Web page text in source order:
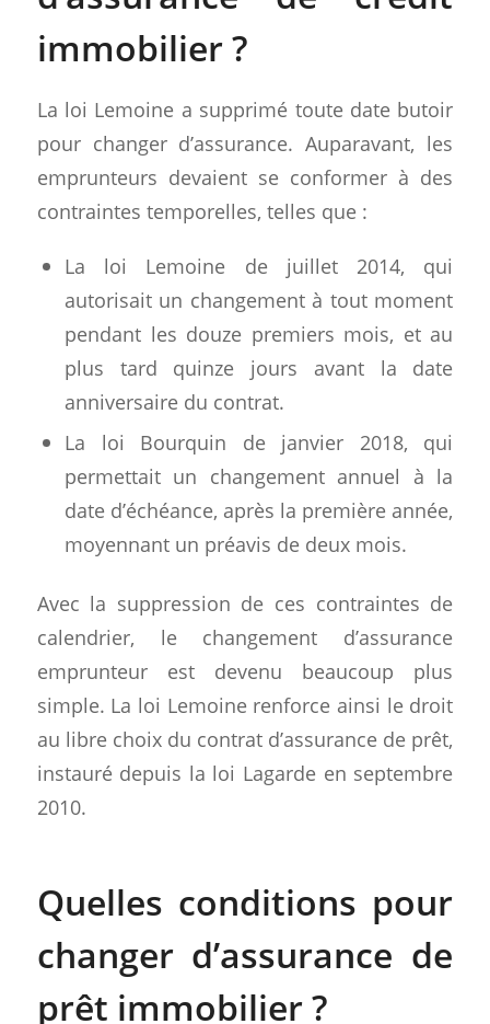
immobilier ?
La loi Lemoine a supprimé toute date butoir
pour changer d’assurance. Auparavant, les
emprunteurs devaient se conformer à des
contraintes temporelles, telles que :
La loi Lemoine de juillet 2014, qui
autorisait un changement à tout moment
pendant les douze premiers mois, et au
plus tard quinze jours avant la date
anniversaire du contrat.
La loi Bourquin de janvier 2018, qui
permettait un changement annuel à la
date d’échéance, après la première année,
moyennant un préavis de deux mois.
Avec la suppression de ces contraintes de
calendrier, le changement d’assurance
emprunteur est devenu beaucoup plus
simple. La loi Lemoine renforce ainsi le droit
au libre choix du contrat d’assurance de prêt,
instauré depuis la loi Lagarde en septembre
2010.
Quelles conditions pour
changer d’assurance de
prêt immobilier ?